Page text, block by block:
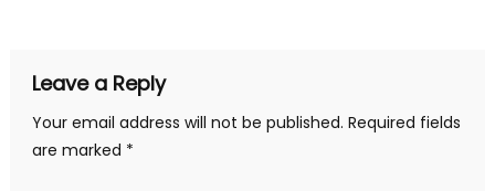
Leave a Reply
Your email address will not be published. Required fields
are marked *